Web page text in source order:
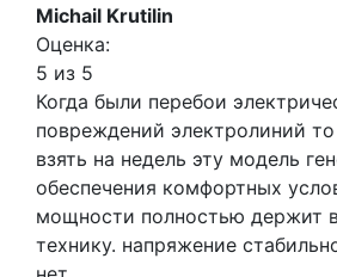
Michail Krutilin
Оценка:
5 из 5
Когда были перебои
повреждений электролиний
взять на недель эту модель
обеспечения комфортных
мощности полностью держит
технику. напряжение